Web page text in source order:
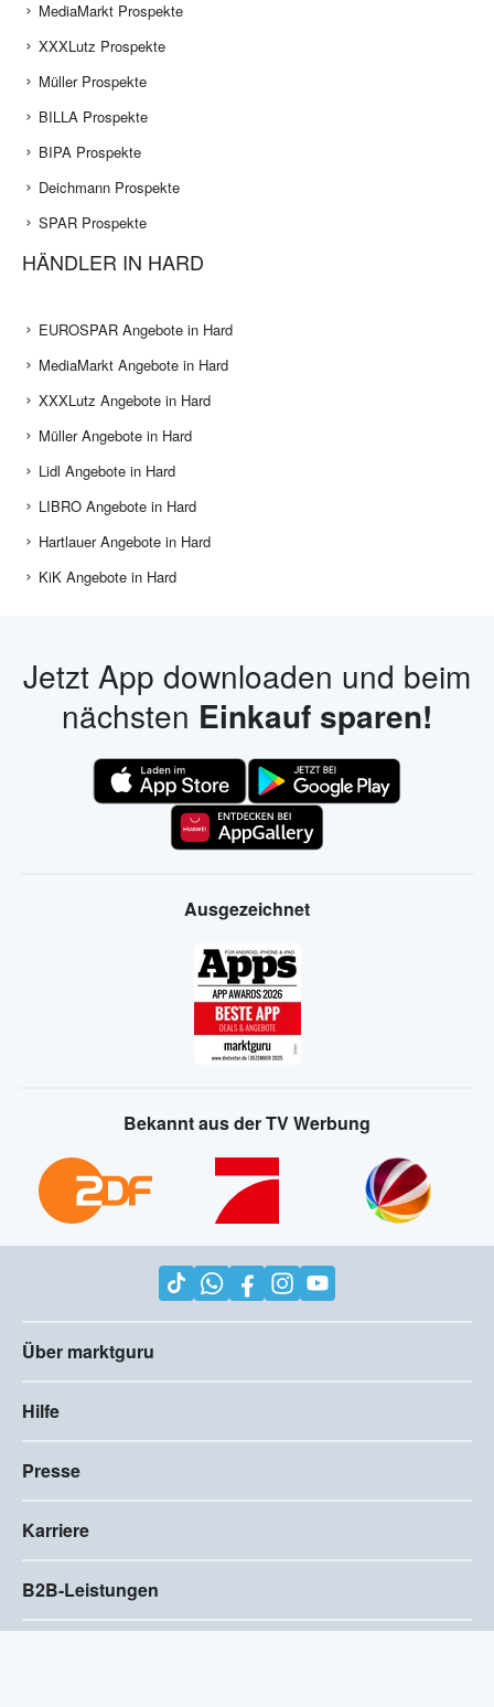
MediaMarkt Prospekte
XXXLutz Prospekte
Müller Prospekte
BILLA Prospekte
BIPA Prospekte
Deichmann Prospekte
SPAR Prospekte
HÄNDLER IN HARD
EUROSPAR Angebote in Hard
MediaMarkt Angebote in Hard
XXXLutz Angebote in Hard
Müller Angebote in Hard
Lidl Angebote in Hard
LIBRO Angebote in Hard
Hartlauer Angebote in Hard
KiK Angebote in Hard
Jetzt App downloaden und beim
nächsten Einkauf sparen!
Ausgezeichnet
Bekannt aus der TV Werbung
Über marktguru
Hilfe
Presse
Karriere
B2B-Leistungen